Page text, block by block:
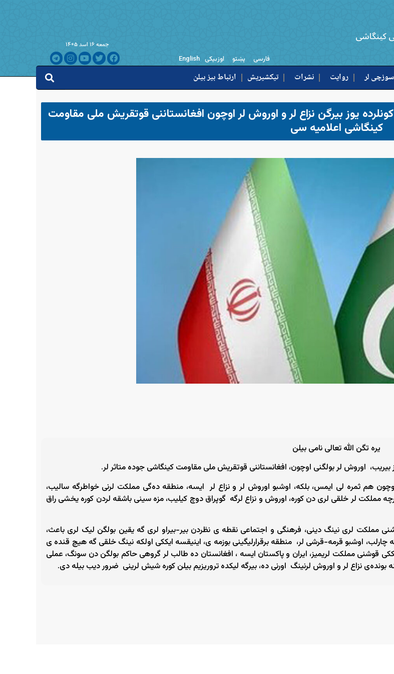
کینگاشی
فارسی پښتو اوزبیکی English
جمعه ۱۶ اسد ۱۴۰۵
سوزچی لر روایت نشرات تیکشیریش ارتباط بیز بیلن
یوز بیرگن نزاع لر و اوروش لر اوچون افغانستاننی قوتقریش ملی مقاومت
کینگاشی اعلامیه سی
یره تگن الله تعالی نامی بیلن
اوروش لر بولگنی اوچون، افغانستاننی قوتقریش ملی مقاومت کینگاشی جوده متاثر لر.
هم ثمره لی ایمس، بلکه، اوشبو اوروش لر و نزاع لر ایسه، منطقه ده‌گی مملکت لرنی خواطرگه سالیب،
لر خلقی لری دن کوره، اوروش و نزاع لرگه گوپراق دوچ کیلیب، مزه سینی باشقه لردن کوره یخشی راق
مملکت لری نینگ دینی، فرهنگی و اجتماعی نقطه ی نظردن بیر-بیراو لری گه یقین بولگن لیک لری باعث،
چارلب، اوشبو قرمه-قرشی لر، منطقه برقرارلیگینی بوزمه ی، اینیقسه ایککی اولکه نینگ خلقی گه هیچ قنده ی
قوشنی مملکت لریمیز، ایران و پاکستان ایسه ، افغانستان ده طالب لر گروهی حاکم بولگن دن سونگ، عملی
بونده‌ی نزاع لر و اوروش لرنینگ اورنی ده، بیرگه لیکده تروریزیم بیلن کوره شیش لرینی ضرور دیب بیله دی.